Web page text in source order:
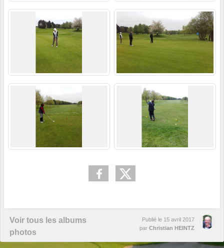
Voir tous les albums
photos
Publié le 15 avril 2017
par Christian HEINTZ